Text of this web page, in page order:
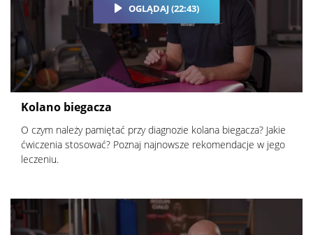
OGLĄDAJ (22:43)
Kolano biegacza
O czym należy pamiętać przy diagnozie kolana biegacza? Jakie
ćwiczenia stosować? Poznaj najnowsze rekomendacje w jego
leczeniu.